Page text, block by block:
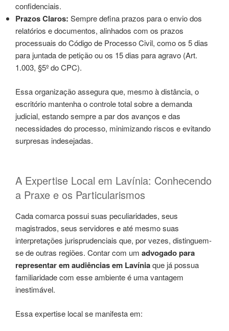
confidenciais.
Prazos Claros: Sempre defina prazos para o envio dos
relatórios e documentos, alinhados com os prazos
processuais do Código de Processo Civil, como os 5 dias
para juntada de petição ou os 15 dias para agravo (Art.
1.003, §5º do CPC).
Essa organização assegura que, mesmo à distância, o
escritório mantenha o controle total sobre a demanda
judicial, estando sempre a par dos avanços e das
necessidades do processo, minimizando riscos e evitando
surpresas indesejadas.
A Expertise Local em Lavínia: Conhecendo
a Praxe e os Particularismos
Cada comarca possui suas peculiaridades, seus
magistrados, seus servidores e até mesmo suas
interpretações jurisprudenciais que, por vezes, distinguem-
se de outras regiões. Contar com um advogado para
representar em audiências em Lavíniaque já possua
familiaridade com esse ambiente é uma vantagem
inestimável.
Essa expertise local se manifesta em: